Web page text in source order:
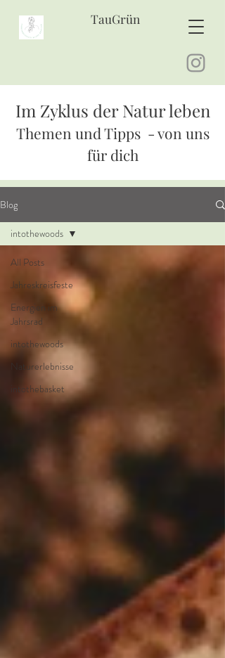
TauGrün
Im Zyklus der Natur leben
Themen und Tipps - von uns
für dich
Blog
All Posts
Jahreskreisfeste
Energien im
Jahrsrad
intothewoods
Naturerlebnisse
intothebasket
intothewoods